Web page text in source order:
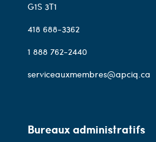
G1S 3T1
418 688-3362
1 888 762-2440
serviceauxmembres@apciq.ca
Bureaux administratifs